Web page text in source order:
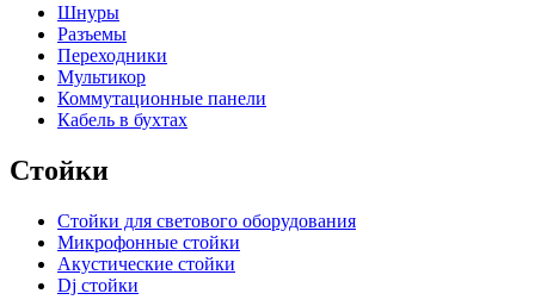
Шнуры
Разъемы
Переходники
Мультикор
Коммутационные панели
Кабель в бухтах
Стойки
Стойки для светового оборудования
Микрофонные стойки
Акустические стойки
Dj стойки